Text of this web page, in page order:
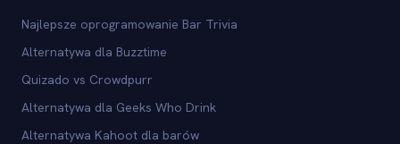
Najlepsze oprogramowanie Bar Trivia
Alternatywa dla Buzztime
Quizado vs Crowdpurr
Alternatywa dla Geeks Who Drink
Alternatywa Kahoot dla barów